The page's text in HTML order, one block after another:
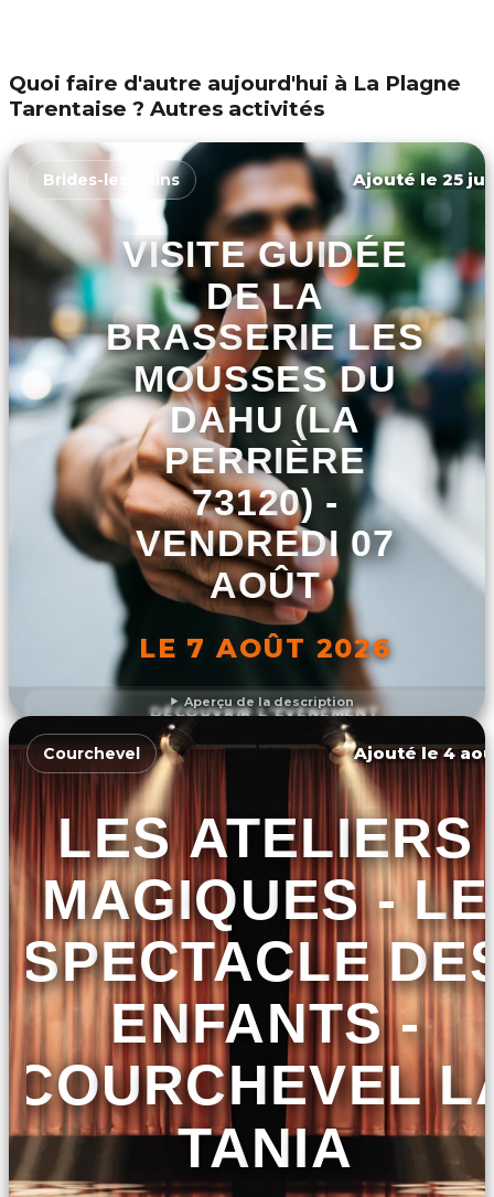
Quoi faire d'autre aujourd'hui à La Plagne
Tarentaise ? Autres activités
Aperçu de la description
Brides-les-bains Ajouté le 25
VISITE GUIDÉE
DE LA
BRASSERIE LES
MOUSSES DU
DAHU (LA
PERRIÈRE
73120) -
VENDREDI 07
AOÛT
LE 7 AOÛT 2026
DÉCOUVRIR L'ÉVÉNEMENT
Courchevel Ajouté le 4
LES ATELIERS
MAGIQUES - LE
SPECTACLE
ENFANTS -
COURCHEVEL
TANIA